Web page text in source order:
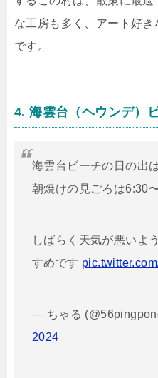
な工房も多く、アート好
です。
4. 海雲台（ヘウンデ）
海雲台ビーチの日の出
朝焼けの見ごろは6:30
しばらく天気が悪いよ
すめです
— ちゃる
2024